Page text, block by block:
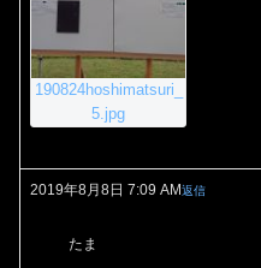
190824hoshimatsuri_
5.jpg
2019年8月8日 7:09 AM返信
たま